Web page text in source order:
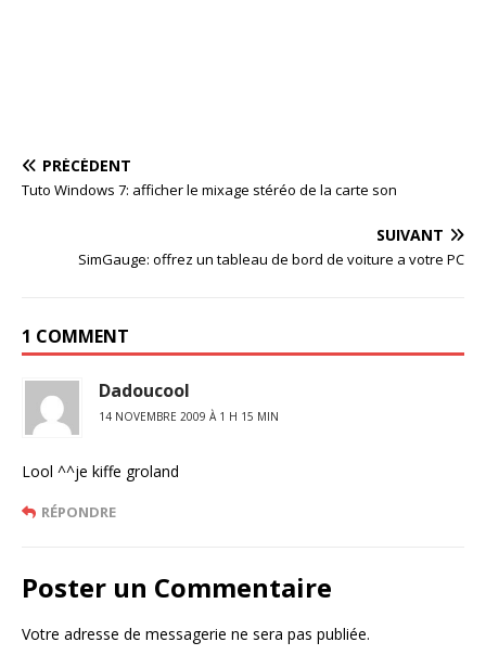
PRÉCÉDENT
Tuto Windows 7: afficher le mixage stéréo de la carte son
SUIVANT
SimGauge: offrez un tableau de bord de voiture a votre PC
1 COMMENT
Dadoucool
14 NOVEMBRE 2009 À 1 H 15 MIN
Lool ^^je kiffe groland
RÉPONDRE
Poster un Commentaire
Votre adresse de messagerie ne sera pas publiée.